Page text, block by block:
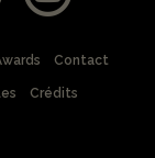
Contact
Crédits